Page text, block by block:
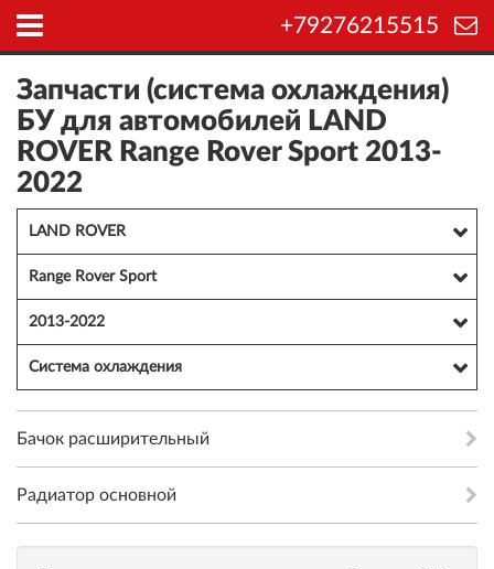
+79276215515
Запчасти (система охлаждения)
БУ для автомобилей LAND
ROVER Range Rover Sport 2013-
2022
LAND ROVER
Range Rover Sport
2013-2022
Система охлаждения
Бачок расширительный
Радиатор основной